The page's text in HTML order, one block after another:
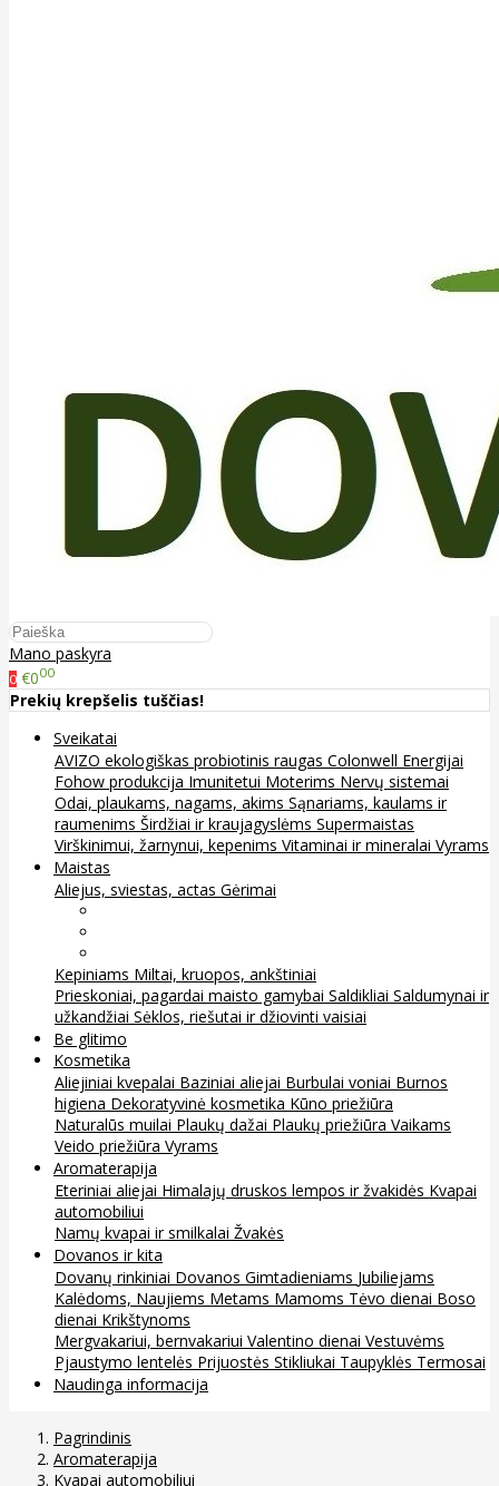
Mano paskyra
0 €000
Prekių krepšelis tuščias!
Sveikatai
AVIZO ekologiškas probiotinis raugas Colonwell Energijai
Fohow produkcija Imunitetui Moterims Nervų sistemai
Odai, plaukams, nagams, akims Sąnariams, kaulams ir
raumenims Širdžiai ir kraujagyslėms Supermaistas
Virškinimui, žarnynui, kepenims Vitaminai ir mineralai Vyrams
Maistas
Aliejus, sviestas, actas Gėrimai
Kepiniams Miltai, kruopos, ankštiniai
Prieskoniai, pagardai maisto gamybai Saldikliai Saldumynai ir
užkandžiai Sėklos, riešutai ir džiovinti vaisiai
Be glitimo
Kosmetika
Aliejiniai kvepalai Baziniai aliejai Burbulai voniai Burnos
higiena Dekoratyvinė kosmetika Kūno priežiūra
Naturalūs muilai Plaukų dažai Plaukų priežiūra Vaikams
Veido priežiūra Vyrams
Aromaterapija
Eteriniai aliejai Himalajų druskos lempos ir žvakidės Kvapai
automobiliui
Namų kvapai ir smilkalai Žvakės
Dovanos ir kita
Dovanų rinkiniai Dovanos Gimtadieniams Jubiliejams
Kalėdoms, Naujiems Metams Mamoms Tėvo dienai Boso
dienai Krikštynoms
Mergvakariui, bernvakariui Valentino dienai Vestuvėms
Pjaustymo lentelės Prijuostės Stikliukai Taupyklės Termosai
Naudinga informacija
Pagrindinis
Aromaterapija
Kvapai automobiliui